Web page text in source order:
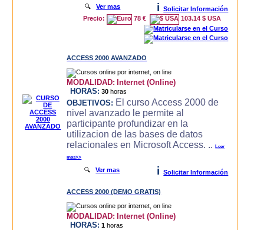
🔍Ver mas i
Solicitar Información
Precio:
78 € 103.14 $ USA
ACCESS 2000 AVANZADO
MODALIDAD: Internet (Online)
HORAS: 30 horas
OBJETIVOS: El curso Access 2000 de
nivel avanzado le permite al
participante profundizar en la
utilizacion de las bases de datos
relacionales en Microsoft Access. ..Leer
mas>>
🔍Ver mas i Solicitar Información
ACCESS 2000 (DEMO GRATIS)
MODALIDAD: Internet (Online)
HORAS: 1 horas